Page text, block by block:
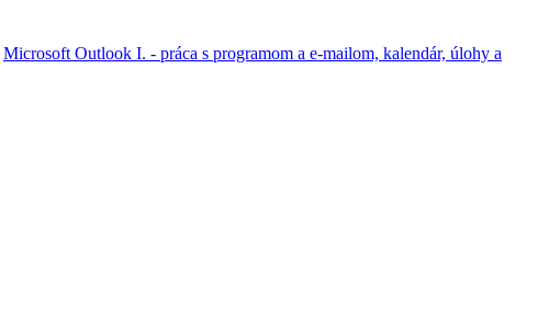
Microsoft Outlook I. - práca s programom a e-mailom, kalendár, úlohy a